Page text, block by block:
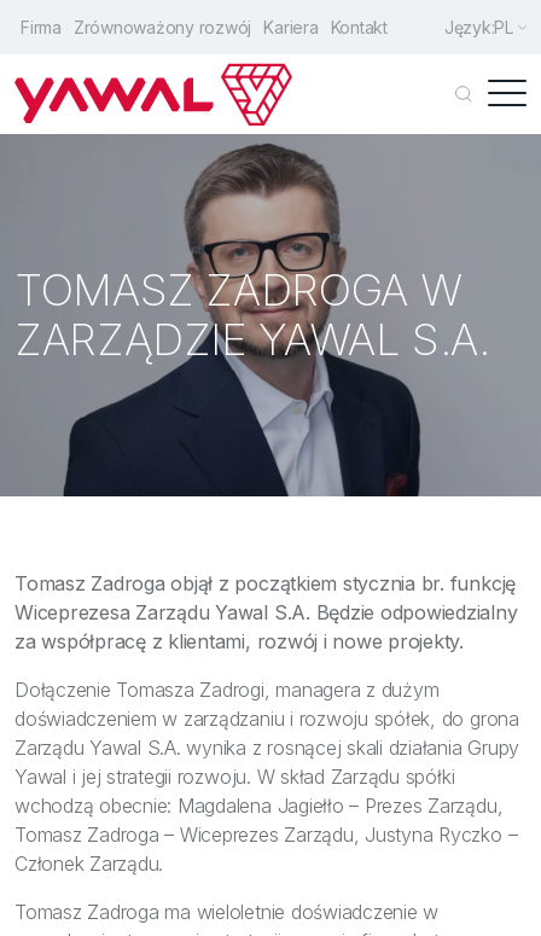
Firma Zrównoważony rozwój Kariera Kontakt Język:PL
Drzwi wejściowe
Okna
Drzwi przesuwne
Rozwiązania uzupełniające
Inspiracje
TOMASZ ZADROGA W
ZARZĄDZIE YAWAL S.A.
Tomasz Zadroga objął z początkiem stycznia br. funkcję
Wiceprezesa Zarządu Yawal S.A. Będzie odpowiedzialny
za współpracę z klientami, rozwój i nowe projekty.
Dołączenie Tomasza Zadrogi, managera z dużym
doświadczeniem w zarządzaniu i rozwoju spółek, do grona
Zarządu Yawal S.A. wynika z rosnącej skali działania Grupy
Yawal i jej strategii rozwoju. W skład Zarządu spółki
wchodzą obecnie: Magdalena Jagiełło – Prezes Zarządu,
Tomasz Zadroga – Wiceprezes Zarządu, Justyna Ryczko –
Członek Zarządu.
Tomasz Zadroga ma wieloletnie doświadczenie w